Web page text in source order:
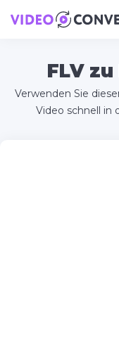
FLV
Verwenden Sie
Video schnell in